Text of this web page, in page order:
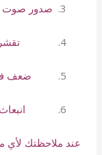
صدور صوت
ضعف
عند ملاحظتك لأي